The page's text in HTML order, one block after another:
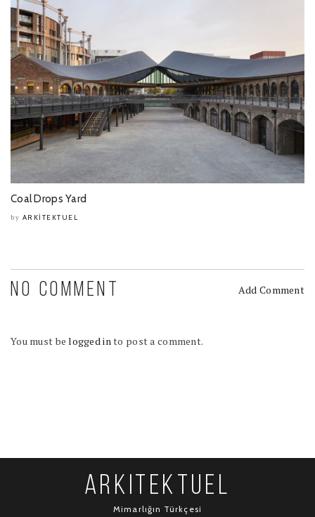
Coal Drops Yard
by ARKITEKTUEL
NO COMMENT Add Comment
You must belogged into post a comment.
ARKITEKTUEL
Mimarlığın Türkçesi